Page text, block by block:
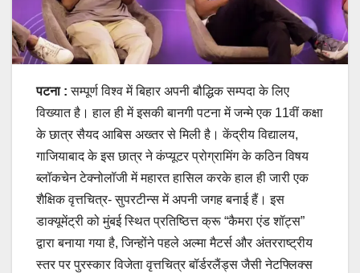
पटना :सम्पूर्ण विश्व में बिहार अपनी बौद्धिक सम्पदा के लिए
विख्यात है। हाल ही में इसकी बानगी पटना में जन्मे एक 11वीं कक्षा
के छात्र सैयद आबिस अख्तर से मिली है। केंद्रीय विद्यालय,
गाजियाबाद के इस छात्र ने कंप्यूटर प्रोग्रामिंग के कठिन विषय
ब्लॉकचेन टेक्नोलॉजी में महारत हासिल करके हाल ही जारी एक
शैक्षिक वृत्तचित्र- सुपरटीन्स में अपनी जगह बनाई हैं। इस
डाक्यूमेंट्री को मुंबई स्थित प्रतिष्ठित्त क्रू “कैमरा एंड शॉट्स”
द्वारा बनाया गया है, जिन्होंने पहले अल्मा मैटर्स और अंतरराष्ट्रीय
स्तर पर पुरस्कार विजेता वृत्तचित्र बॉर्डरलैंड्स जैसी नेटफ्लिक्स